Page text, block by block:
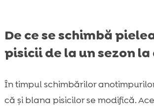
De ce se schimbă
pisicii de la un sezon
În timpul schimbărilor
că și blana pisicilor se modifică.